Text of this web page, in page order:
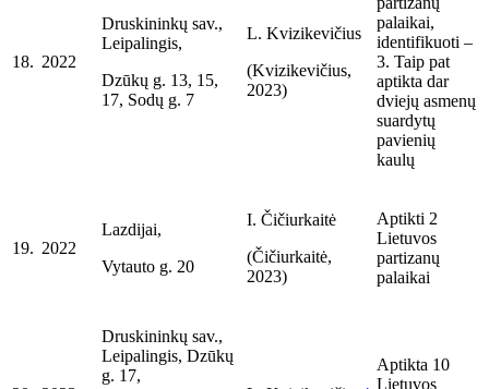
18. 2022
Druskininkų sav.,
Leipalingis,
Dzūkų g. 13, 15,
17, Sodų g. 7
L. Kvizikevičius
(Kvizikevičius,
2023)
palaikai,
identifikuoti –
3. Taip pat
aptikta dar
dviejų asmenų
suardytų
pavienių
kaulų
19. 2022
Lazdijai,
Vytauto g. 20
I. Čičiurkaitė
(Čičiurkaitė,
2023)
Aptikti 2
Lietuvos
partizanų
palaikai
Druskininkų sav.,
Leipalingis, Dzūkų
g. 17,
Aptikta 10
Lietuvos